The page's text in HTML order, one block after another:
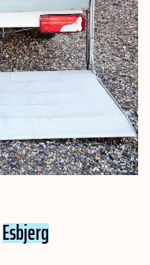
Esbjerg